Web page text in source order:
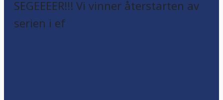
SEGEEEER!!! Vi vinner återstarten av
serien i ef